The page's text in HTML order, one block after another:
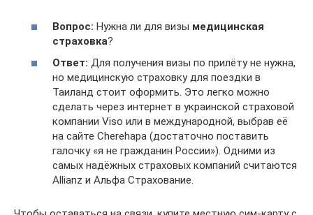
Вопрос: Нужна ли для визы медицинская
страховка?
Ответ: Для получения визы по прилёту не нужна,
но медицинскую страховку для поездки в
Таиланд стоит оформить. Это легко можно
сделать через интернет в украинской страховой
компании Viso или в международной, выбрав её
на сайте Cherehapa (достаточно поставить
галочку «я не гражданин России»). Одними из
самых надёжных страховых компаний считаются
Allianz и Альфа Страхование.